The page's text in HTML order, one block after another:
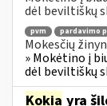
dėl beviltiškų
pvm pardavimo
Mokesčių
» Mokėtino į
dėl beviltiškų
Kokia yra